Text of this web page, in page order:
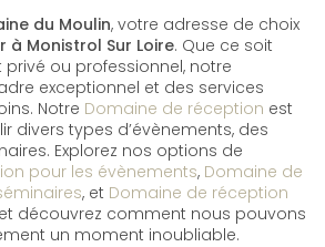
du Moulin, votre adresse de choix
à Monistrol Sur Loire. Que ce soit
ou professionnel, notre
exceptionnel et des services
Notre Domaine de réception est
divers types d’évènements, des
Explorez nos options de
pour les évènements, Domaine de
, et Domaine de réception
découvrez comment nous pouvons
un moment inoubliable.